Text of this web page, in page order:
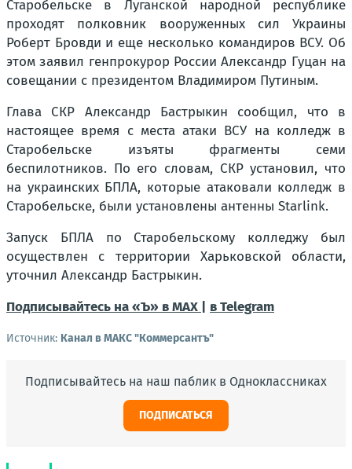
Старобельске в Луганской народной республике
проходят полковник вооруженных сил Украины
Роберт Бровди и еще несколько командиров ВСУ. Об
этом заявил генпрокурор России Александр Гуцан на
совещании с президентом Владимиром Путиным.
Глава СКР Александр Бастрыкин сообщил, что в
настоящее время с места атаки ВСУ на колледж в
Старобельске изъяты фрагменты семи
беспилотников. По его словам, СКР установил, что
на украинских БПЛА, которые атаковали колледж в
Старобельске, были установлены антенны Starlink.
Запуск БПЛА по Старобельскому колледжу был
осуществлен с территории Харьковской области,
уточнил Александр Бастрыкин.
Подписывайтесь на «Ъ» в MAX |
в Telegram
Источник: Канал в МАКС "Коммерсантъ"
Подписывайтесь на наш паблик в Одноклассниках
ПОДПИСАТЬСЯ